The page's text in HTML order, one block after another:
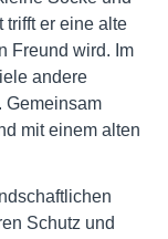
trifft er eine alte
Freund wird. Im
andere
Gemeinsam
mit einem alten
Schutz und